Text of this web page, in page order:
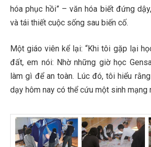
hóa phục hồi” – văn hóa biết đứng
và tái thiết cuộc sống sau biến cố.
Một giáo viên kể lại: “Khi tôi gặp lại
đất, em nói: Nhờ những giờ học
làm gì để an toàn. Lúc đó, tôi hiểu
dạy hôm nay có thể cứu một sinh mạng